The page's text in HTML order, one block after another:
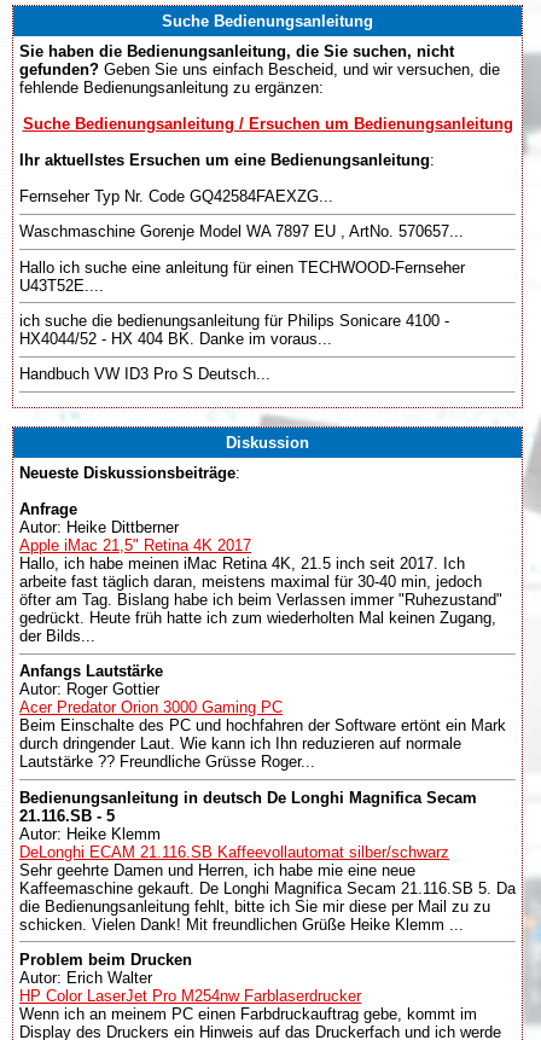
Suche Bedienungsanleitung
Sie haben die Bedienungsanleitung, die Sie suchen, nicht
gefunden? Geben Sie uns einfach Bescheid, und wir versuchen, die
fehlende Bedienungsanleitung zu ergänzen:
Suche Bedienungsanleitung / Ersuchen um Bedienungsanleitung
Ihr aktuellstes Ersuchen um eine Bedienungsanleitung:
Fernseher Typ Nr. Code GQ42584FAEXZG...
Waschmaschine Gorenje Model WA 7897 EU , ArtNo. 570657...
Hallo ich suche eine anleitung für einen TECHWOOD-Fernseher
U43T52E....
ich suche die bedienungsanleitung für Philips Sonicare 4100 -
HX4044/52 - HX 404 BK. Danke im voraus...
Handbuch VW ID3 Pro S Deutsch...
Diskussion
Neueste Diskussionsbeiträge:
Anfrage
Autor: Heike Dittberner
Apple iMac 21,5" Retina 4K 2017
Hallo, ich habe meinen iMac Retina 4K, 21.5 inch seit 2017. Ich
arbeite fast täglich daran, meistens maximal für 30-40 min, jedoch
öfter am Tag. Bislang habe ich beim Verlassen immer "Ruhezustand"
gedrückt. Heute früh hatte ich zum wiederholten Mal keinen Zugang,
der Bilds...
Anfangs Lautstärke
Autor: Roger Gottier
Acer Predator Orion 3000 Gaming PC
Beim Einschalte des PC und hochfahren der Software ertönt ein Mark
durch dringender Laut. Wie kann ich Ihn reduzieren auf normale
Lautstärke ?? Freundliche Grüsse Roger...
Bedienungsanleitung in deutsch De Longhi Magnifica Secam
21.116.SB - 5
Autor: Heike Klemm
DeLonghi ECAM 21.116.SB Kaffeevollautomat silber/schwarz
Sehr geehrte Damen und Herren, ich habe mie eine neue
Kaffeemaschine gekauft. De Longhi Magnifica Secam 21.116.SB 5. Da
die Bedienungsanleitung fehlt, bitte ich Sie mir diese per Mail zu zu
schicken. Vielen Dank! Mit freundlichen Grüße Heike Klemm ...
Problem beim Drucken
Autor: Erich Walter
HP Color LaserJet Pro M254nw Farblaserdrucker
Wenn ich an meinem PC einen Farbdruckauftrag gebe, kommt im
Display des Druckers ein Hinweis auf das Druckerfach und ich werde